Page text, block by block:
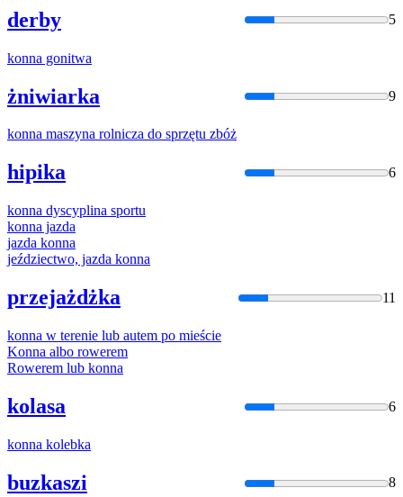
derby 5
konna gonitwa
żniwiarka 9
konna maszyna rolnicza do sprzętu zbóż
hipika 6
konna dyscyplina sportu
konna jazda
jazda konna
jeździectwo, jazda konna
przejażdżka 11
konna w terenie lub autem po mieście
Konna albo rowerem
Rowerem lub konna
kolasa 6
konna kolebka
buzkaszi 8